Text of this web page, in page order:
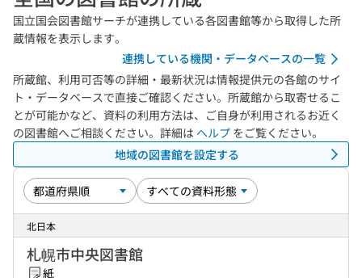
国立国会図書館サーチが連携している各図書館等から取得した所
蔵情報を表示します。
連携している機関・データベースの一覧
所蔵館、利用可否等の詳細・最新状況は情報提供元の各館のサイ
ト・データベースで直接ご確認ください。所蔵館から取寄せるこ
とが可能かなど、資料の利用方法は、ご自身が利用されるお近く
の図書館へご相談ください。詳細は ヘルプ をご覧ください。
地域の図書館を設定する
北日本
札幌市中央図書館
紙